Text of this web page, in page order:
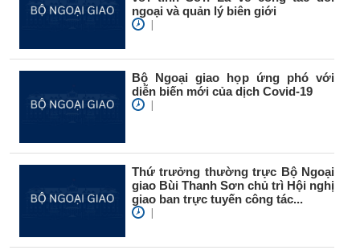
ngoại và quản lý biên giới
|
Bộ Ngoại giao họp ứng phó với
diễn biến mới của dịch Covid-19
|
Thứ trưởng thường trực Bộ Ngoại
giao Bùi Thanh Sơn chủ trì Hội nghị
giao ban trực tuyến công tác...
|